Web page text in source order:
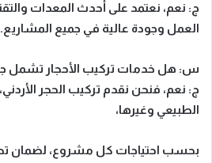
ج: نعم، نعتمد على أحدث المعدات
العمل وجودة عالية في جميع المشاريع.
س: هل خدمات تركيب الأحجار تشمل
ج: نعم، فنحن نقدم تركيب الحجر الأردني،
الطبيعي وغيرها،
بحسب احتياجات كل مشروع، لضمان